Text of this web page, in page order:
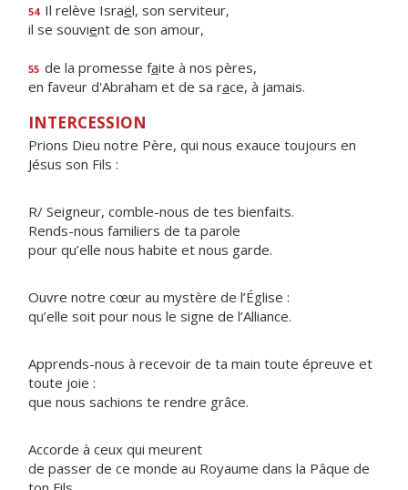
54 Il relève Israël, son serviteur,
il se souvient de son amour,
55 de la promesse faite à nos pères,
en faveur d'Abraham et de sa race, à jamais.
INTERCESSION
Prions Dieu notre Père, qui nous exauce toujours en
Jésus son Fils :
R/ Seigneur, comble-nous de tes bienfaits.
Rends-nous familiers de ta parole
pour qu’elle nous habite et nous garde.
Ouvre notre cœur au mystère de l’Église :
qu’elle soit pour nous le signe de l’Alliance.
Apprends-nous à recevoir de ta main toute épreuve et
toute joie :
que nous sachions te rendre grâce.
Accorde à ceux qui meurent
de passer de ce monde au Royaume dans la Pâque de